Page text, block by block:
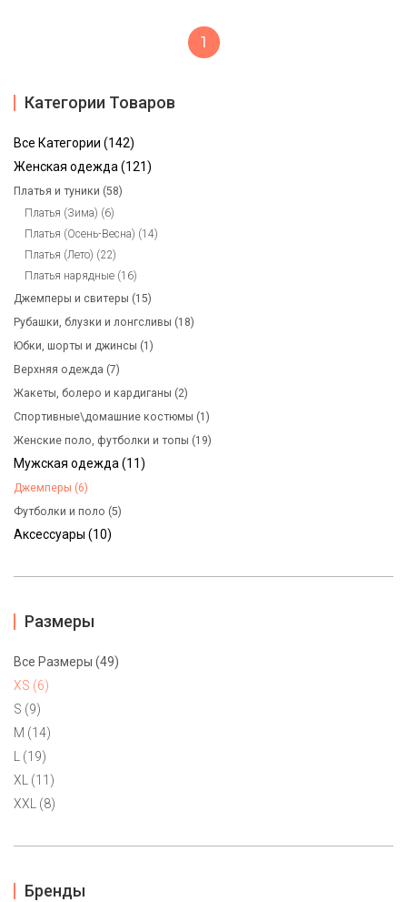
1
Худи Tommy Hilfiger XS, XL, XXL
Маркировка XS на р.44, XL на р.52 и XXL на 54. Демисезонное,
без утеплителя.
Категории Товаров
Все Категории (142)
Женская одежда (121)
Платья и туники (58)
Платья (Зима) (6)
Платья (Осень-Весна) (14)
Платья (Лето) (22)
Платья нарядные (16)
Джемперы и свитеры (15)
Рубашки, блузки и лонгсливы (18)
Юбки, шорты и джинсы (1)
Верхняя одежда (7)
Жакеты, болеро и кардиганы (2)
Спортивные\домашние костюмы (1)
Женские поло, футболки и топы (19)
Мужская одежда (11)
Джемперы (6)
Футболки и поло (5)
Аксессуары (10)
Размеры
Все Размеры (49)
XS (6)
S (9)
M (14)
L (19)
XL (11)
XXL (8)
Бренды